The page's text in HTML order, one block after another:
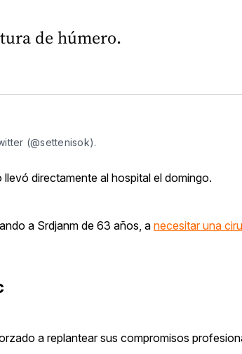
de húmero.
(@settenisok).
llevó directamente al hospital el domingo.
a Srdjanm de 63 años, a necesitar una
a replantear sus compromisos